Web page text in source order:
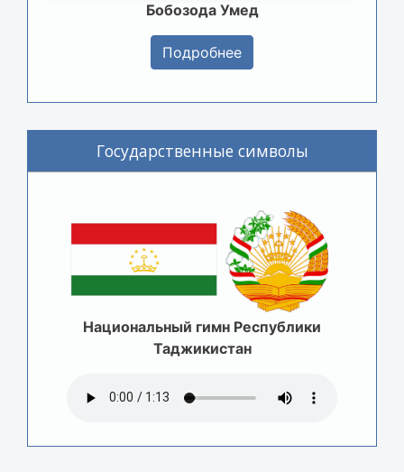
Бобозода Умед
Подробнее
Государственные символы
Национальный гимн Республики
Таджикистан